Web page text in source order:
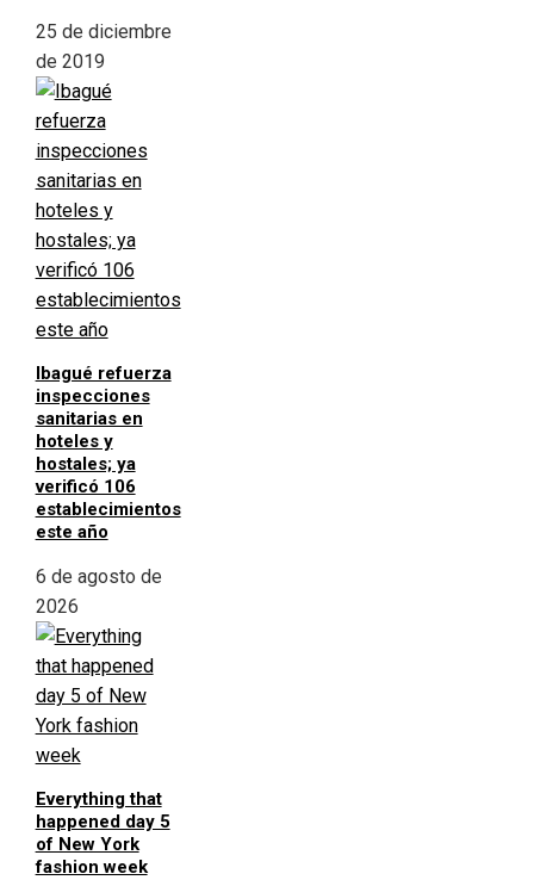
25 de diciembre
de 2019
Ibagué refuerza
inspecciones
sanitarias en
hoteles y
hostales; ya
verificó 106
establecimientos
este año
6 de agosto de
2026
Everything that
happened day 5
of New York
fashion week